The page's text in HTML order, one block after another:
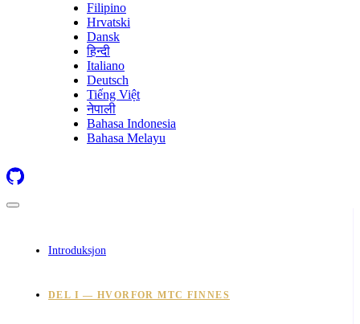
Filipino
Hrvatski
Dansk
हिन्दी
Italiano
Deutsch
Tiếng Việt
नेपाली
Bahasa Indonesia
Bahasa Melayu
Introduksjon
DEL I — HVORFOR MTC FINNES